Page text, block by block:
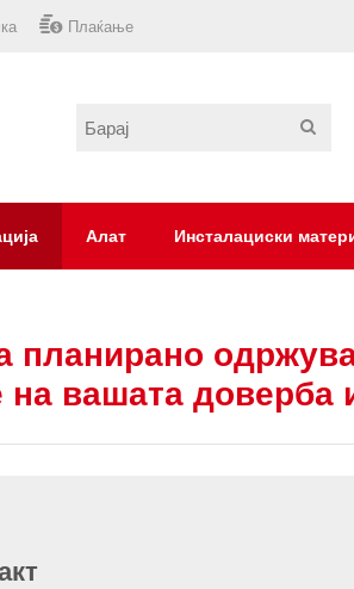
Плаќање
Алат Инсталациски
планирано
вашата доверба